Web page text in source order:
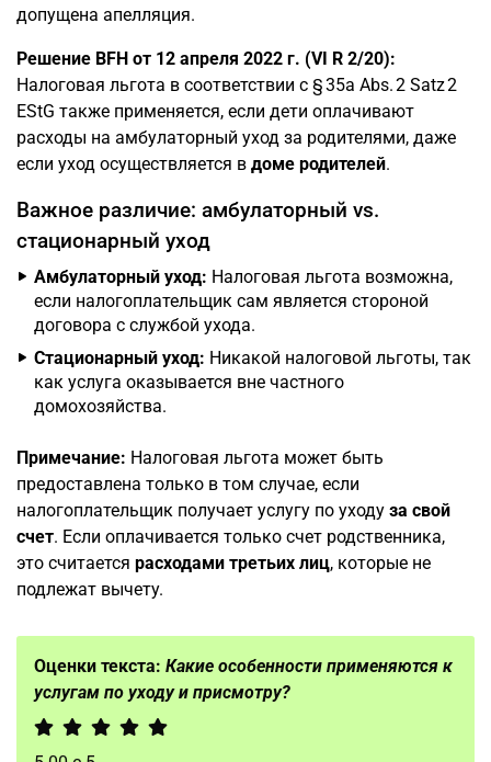
допущена апелляция.
Решение BFH от 12 апреля 2022 г. (VI R 2/20):
Налоговая льгота в соответствии с § 35a Abs. 2 Satz 2
EStG также применяется, если дети оплачивают
расходы на амбулаторный уход за родителями, даже
если уход осуществляется в доме родителей.
Важное различие: амбулаторный vs.
стационарный уход
Амбулаторный уход: Налоговая льгота возможна,
если налогоплательщик сам является стороной
договора с службой ухода.
Стационарный уход: Никакой налоговой льготы, так
как услуга оказывается вне частного
домохозяйства.
Примечание: Налоговая льгота может быть
предоставлена только в том случае, если
налогоплательщик получает услугу по уходу за свой
счет. Если оплачивается только счет родственника,
это считается расходами третьих лиц, которые не
подлежат вычету.
Оценки текста: Какие особенности применяются к
услугам по уходу и присмотру?